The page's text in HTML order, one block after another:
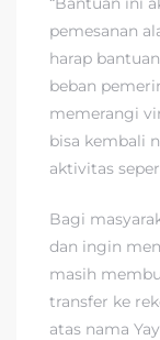
pemesanan
harap
beban
memerangi
bisa kembali
aktivitas
Bagi
dan ingin
masih
transfer ke
atas nama